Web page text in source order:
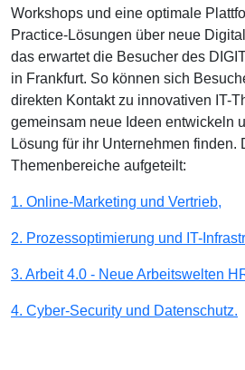
Workshops und eine optimale
Practice-Lösungen über neue
das erwartet die Besucher des
in Frankfurt. So können sich
direkten Kontakt zu innovativen IT-
gemeinsam neue Ideen entwickeln
Lösung für ihr Unternehmen finden.
Themenbereiche aufgeteilt:
1. Online-Marketing und Vertrieb,
2. Prozessoptimierung und IT-
3. Arbeit 4.0 - Neue Arbeitswelten
4. Cyber-Security und Datenschutz.